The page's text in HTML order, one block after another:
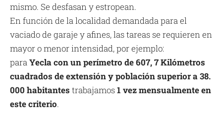
mismo. Se desfasan y estropean.
En función de la localidad demandada para el
vaciado de garaje y afines, las tareas se requieren en
mayor o menor intensidad, por ejemplo:
paraYecla con un perímetro de 607, 7 Kilómetros
cuadrados de extensión y población superior a 38.
000 habitantes trabajamos1 vez mensualmente en
este criterio.